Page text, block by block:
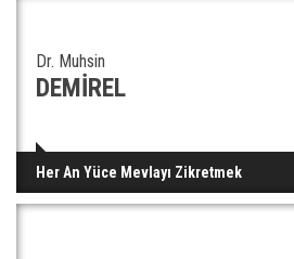
Dr. Muhsin
DEMİREL
Her An Yüce Mevlayı Zikretmek